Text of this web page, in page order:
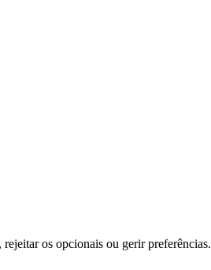
os opcionais ou gerir preferências.